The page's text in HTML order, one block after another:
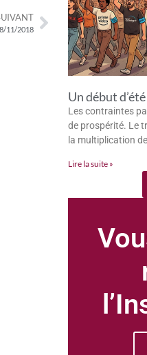
Un début
Les contraintes
de prospérité. Le
la multiplication
Lire la suite »
11/2018